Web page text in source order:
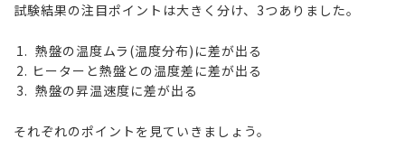
試験結果の注目ポイントは大きく分け、3つありました。
熱盤の温度ムラ(温度分布)に差が出る
ヒーターと熱盤との温度差に差が出る
熱盤の昇温速度に差が出る
それぞれのポイントを見ていきましょう。